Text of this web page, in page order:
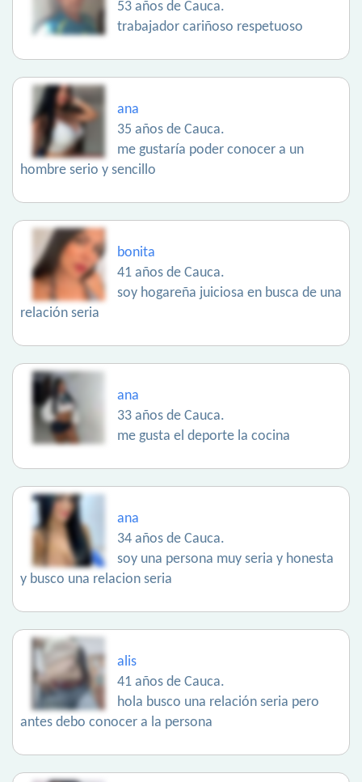
53 años de Cauca.
trabajador cariñoso respetuoso
ana
35 años de Cauca.
me gustaría poder conocer a un
hombre serio y sencillo
bonita
41 años de Cauca.
soy hogareña juiciosa en busca de una
relación seria
ana
33 años de Cauca.
me gusta el deporte la cocina
ana
34 años de Cauca.
soy una persona muy seria y honesta
y busco una relacion seria
alis
41 años de Cauca.
hola busco una relación seria pero
antes debo conocer a la persona